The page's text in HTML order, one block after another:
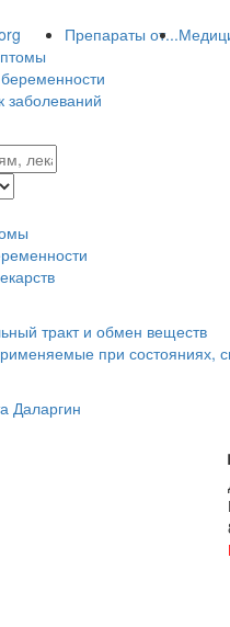
Препараты от...
заболеваний
тракт и обмен веществ
при состояниях,